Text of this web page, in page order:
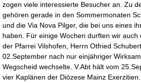
zogen viele interessierte Besucher an. Zu
gehören gerade in den Sommermonaten
und die Via Nova Pilger, die bei uns eines
haben. Für einige Wochen durften wir auch
der Pfarrei Vilshofen, Herrn Otfried
02.September nach nur einjähriger
Wegscheid wechselte. V.Abt hält vom
vier Kaplänen der Diözese Mainz